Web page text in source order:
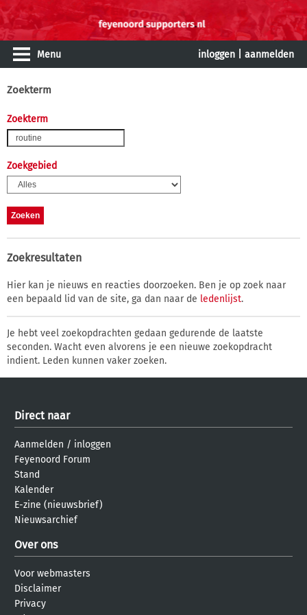
Menu inloggen aanmelden
Zoekterm
Zoekterm
Zoekgebied
Zoekresultaten
Hier kan je nieuws en reacties doorzoeken. Ben je op zoek naar
een bepaald lid van de site, ga dan naar de ledenlijst.
Je hebt veel zoekopdrachten gedaan gedurende de laatste
seconden. Wacht even alvorens je een nieuwe zoekopdracht
indient. Leden kunnen vaker zoeken.
Direct naar
Aanmelden / inloggen
Feyenoord Forum
Stand
Kalender
E-zine (nieuwsbrief)
Nieuwsarchief
Over ons
Voor webmasters
Disclaimer
Privacy